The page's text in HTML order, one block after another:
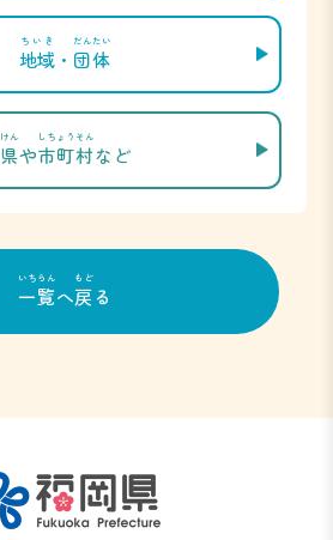
地域
ちいき
・ 団体
だんたい
県
けん
や市町村
しちょうそん
など
一覧
いちらん
へ戻
もど
る